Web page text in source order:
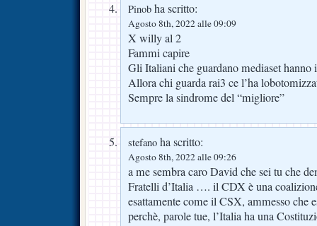
Pinob ha scritto:
Agosto 8th, 2022 alle 09:09
X willy al 2
Fammi capire
Gli Italiani che guardano mediaset
Allora chi guarda rai3 ce l’ha
Sempre la sindrome del “migliore”
stefano ha scritto:
Agosto 8th, 2022 alle 09:26
a me sembra caro David che sei tu che
Fratelli d’Italia …. il CDX è una
esattamente come il CSX, ammesso che
perchè, parole tue, l’Italia ha una